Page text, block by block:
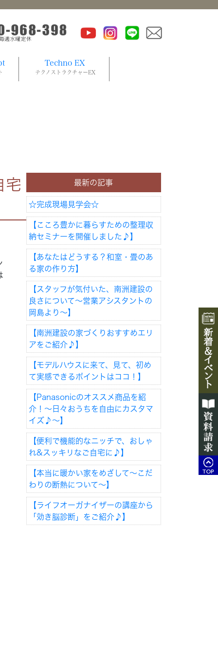
Techno EX
テクノストラクチャーEX
宅 最新の記事
☆完成現場見学会☆
【こころ豊かに暮らすための整理収
納セミナーを開催しました♪】
【あなたはどうする？和室・畳のあ
る家の作り方】
【スタッフが気付いた、南洲建設の
良さについて～営業アシスタントの
岡島より～】
【南洲建設の家づくりおすすめエリ
アをご紹介♪】
【モデルハウスに来て、見て、初め
て実感できるポイントはココ！】
【Panasonicのオススメ商品を紹
介！～日々おうちを自由にカスタマ
イズ♪～】
【便利で機能的なニッチで、おしゃ
れ&スッキリなご自宅に♪】
【本当に暖かい家をめざして～こだ
わりの断熱について～】
【ライフオーガナイザーの講座から
「効き脳診断」をご紹介♪】